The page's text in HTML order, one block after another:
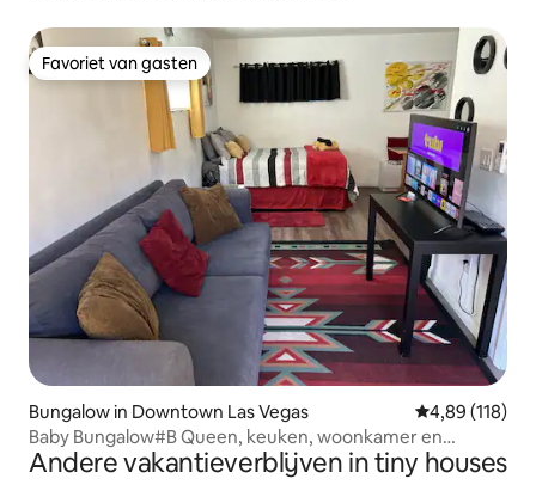
Favoriet van gasten
Favoriet van gasten
Bungalow in Downtown Las Vegas Gemiddelde
4,89 (118)
Baby Bungalow#B Queen, keuken, woonkamer en
binnenplaats
Andere vakantieverblijven in tiny houses